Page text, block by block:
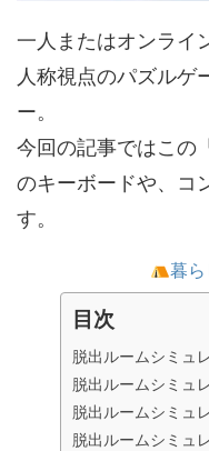
一人またはオンライ
人称視点のパズルゲ
ー。
今回の記事ではこの
のキーボードや、コ
す。
暮
目次
脱出ルームシミュ
脱出ルームシミュ
脱出ルームシミュ
脱出ルームシミュ